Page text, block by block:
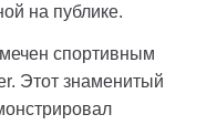
на публике.
спортивным
Этот знаменитый